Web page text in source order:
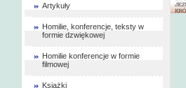
Artykuły
Homilie, konferencje, teksty w
formie dzwiękowej
Homilie konferencje w formie
filmowej
Książki